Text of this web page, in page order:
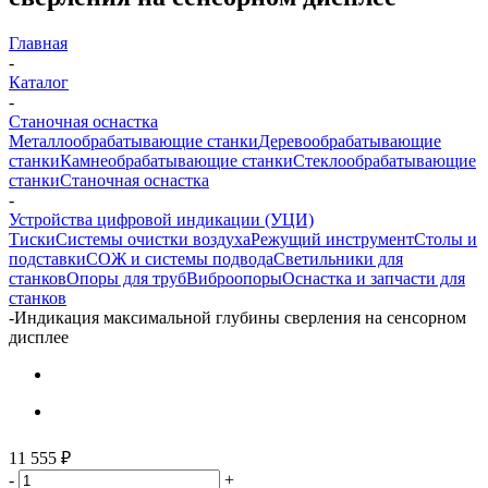
Главная
-
Каталог
-
Станочная оснастка
Металлообрабатывающие станкиДеревообрабатывающие
станкиКамнеобрабатывающие станкиСтеклообрабатывающие
станкиСтаночная оснастка
-
Устройства цифровой индикации (УЦИ)
ТискиСистемы очистки воздухаРежущий инструментСтолы и
подставкиСОЖ и системы подводаСветильники для
станковОпоры для трубВиброопорыОснастка и запчасти для
станков
-Индикация максимальной глубины сверления на сенсорном
дисплее
11 555 ₽
-
+